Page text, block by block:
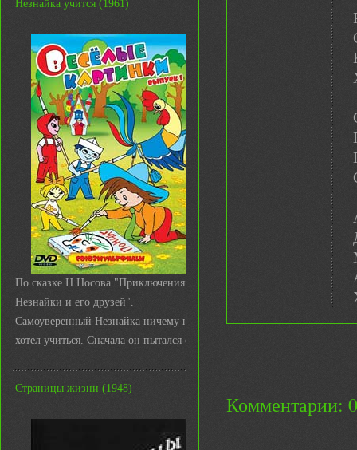
Незнайка учится (1961)
По сказке Н.Носова "Приключения
Незнайки и его друзей".
Самоуверенный Незнайка ничему не
хотел учиться. Сначала он пытался с ...
Страницы жизни (1948)
Комментарии: 0